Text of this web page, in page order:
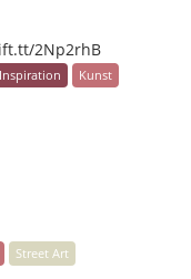
2Np2rhB
Inspiration
Kunst
Street Art